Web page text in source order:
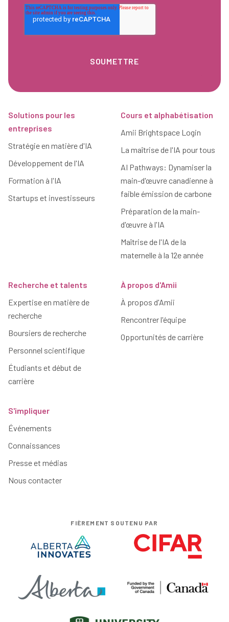
Solutions pour les
entreprises
Stratégie en matière d'IA
Développement de l'IA
Formation à l'IA
Startups et investisseurs
Cours et alphabétisation
Amii Brightspace Login
La maîtrise de l'IA pour tous
AI Pathways: Dynamiser la
main-d'œuvre canadienne à
faible émission de carbone
Préparation de la main-
d'œuvre à l'IA
Maîtrise de l'IA de la
maternelle à la 12e année
Recherche et talents
Expertise en matière de
recherche
Boursiers de recherche
Personnel scientifique
Étudiants et début de
carrière
À propos d'Amii
À propos d'Amii
Rencontrer l'équipe
Opportunités de carrière
S'impliquer
Événements
Connaissances
Presse et médias
Nous contacter
FIÈREMENT SOUTENU PAR